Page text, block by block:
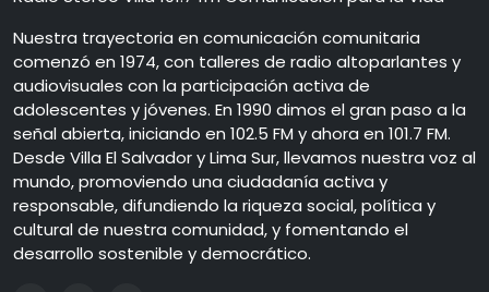
Nuestra trayectoria en comunicación comunitaria
comenzó en 1974, con talleres de radio altoparlantes y
audiovisuales con la participación activa de
adolescentes y jóvenes. En 1990 dimos el gran paso a la
señal abierta, iniciando en 102.5 FM y ahora en 101.7 FM.
Desde Villa El Salvador y Lima Sur, llevamos nuestra voz al
mundo, promoviendo una ciudadanía activa y
responsable, difundiendo la riqueza social, política y
cultural de nuestra comunidad, y fomentando el
desarrollo sostenible y democrático.